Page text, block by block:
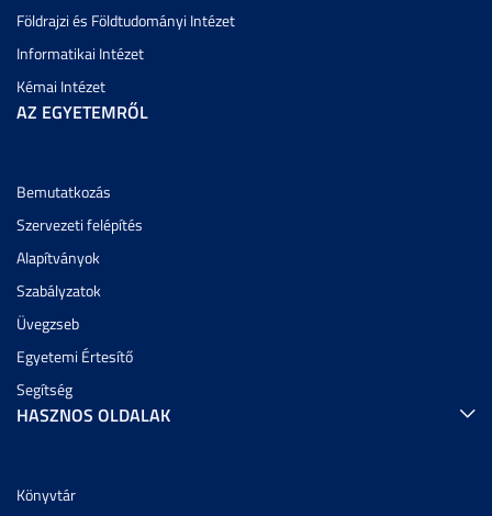
Földrajzi és Földtudományi Intézet
Informatikai Intézet
Kémai Intézet
AZ EGYETEMRŐL
Bemutatkozás
Szervezeti felépítés
Alapítványok
Szabályzatok
Üvegzseb
Egyetemi Értesítő
Segítség
HASZNOS OLDALAK
Könyvtár